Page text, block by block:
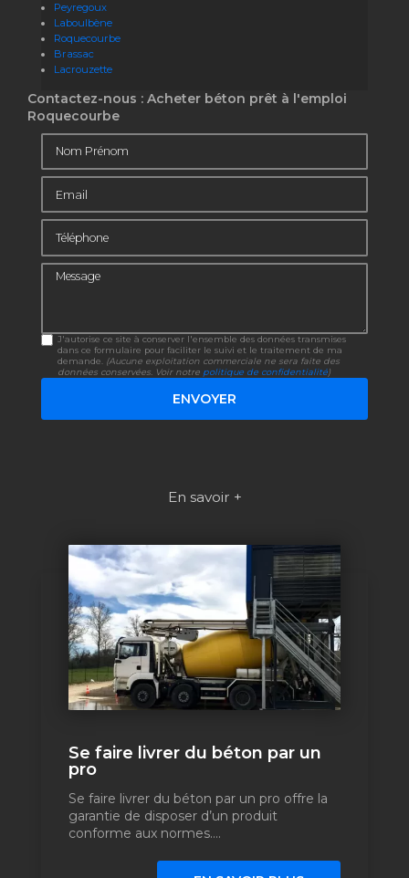
Peyregoux
Laboulbène
Roquecourbe
Brassac
Lacrouzette
Contactez-nous : Acheter béton prêt à l'emploi
Roquecourbe
Nom Prénom
Email
Téléphone
Message
J'autorise ce site à conserver l'ensemble des données transmises
dans ce formulaire pour faciliter le suivi et le traitement de ma
demande. (Aucune exploitation commerciale ne sera faite des
données conservées. Voir notre politique de confidentialité)
En savoir +
Se faire livrer du béton par un
pro
Se faire livrer du béton par un pro offre la
garantie de disposer d’un produit
conforme aux normes....